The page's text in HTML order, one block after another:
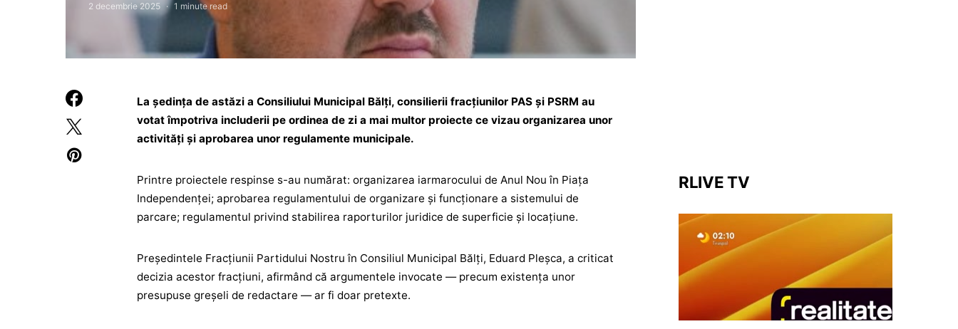
2 decembrie 2025 1 minute read
La ședința de astăzi a Consiliului Municipal Bălți, consilierii fracțiunilor PAS și PSRM au
votat împotriva includerii pe ordinea de zi a mai multor proiecte ce vizau organizarea unor
activități și aprobarea unor regulamente municipale.
Printre proiectele respinse s-au numărat: organizarea iarmarocului de Anul Nou în Piața
Independenței; aprobarea regulamentului de organizare și funcționare a sistemului de
parcare; regulamentul privind stabilirea raporturilor juridice de superficie și locațiune.
Președintele Fracțiunii Partidului Nostru în Consiliul Municipal Bălți, Eduard Pleșca, a criticat
decizia acestor fracțiuni, afirmând că argumentele invocate — precum existența unor
presupuse greșeli de redactare — ar fi doar pretexte.
RLIVE TV